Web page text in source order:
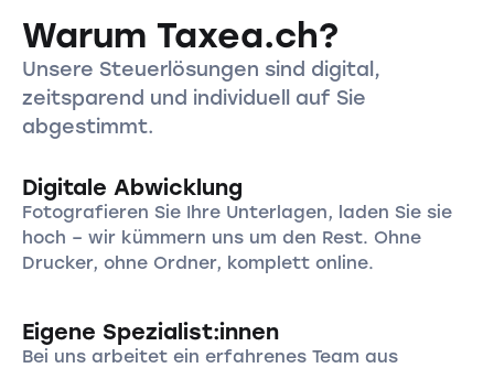
Warum Taxea.ch?
Unsere Steuerlösungen sind digital,
zeitsparend und individuell auf Sie
abgestimmt.
Digitale Abwicklung
Fotografieren Sie Ihre Unterlagen, laden Sie sie
hoch – wir kümmern uns um den Rest. Ohne
Drucker, ohne Ordner, komplett online.
Eigene Spezialist:innen
Bei uns arbeitet ein erfahrenes Team aus